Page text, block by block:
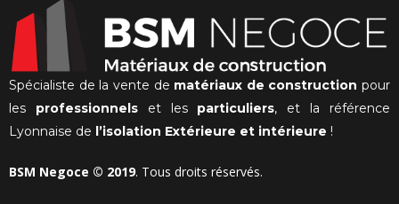
Spécialiste de la vente de matériaux de construction pour
les professionnelset les particuliers, et la référence
Lyonnaise de l’isolation Extérieure et intérieure !
BSM Negoce © 2019. Tous droits réservés.